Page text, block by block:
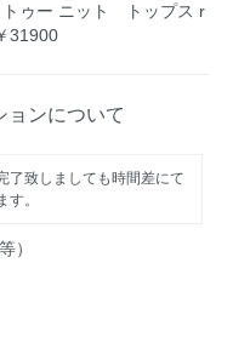
トゥー ニット トップス r
31900
ョンについて
了致しましても時間差にて
。
）